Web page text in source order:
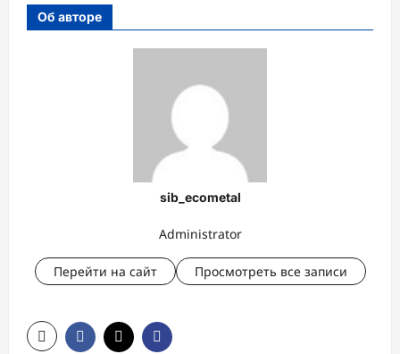
Об авторе
sib_ecometal
Administrator
Перейти на сайт Просмотреть все записи